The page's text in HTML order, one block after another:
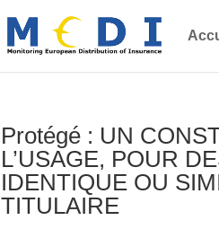
Protégé : UN
L’USAGE, POUR
IDENTIQUE OU
TITULAIRE